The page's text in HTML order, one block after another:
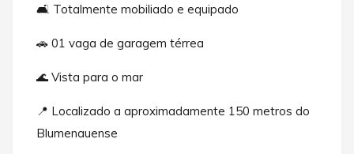
🛋️ Totalmente mobiliado e equipado
🚗 01 vaga de garagem térrea
🌊 Vista para o mar
📍 Localizado a aproximadamente 150 metros do
Blumenauense